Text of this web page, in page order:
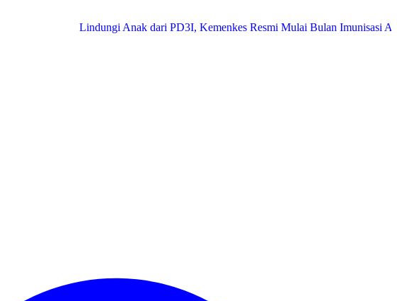
Lindungi Anak dari PD3I, Kemenkes Resmi Mulai Bulan Imunisasi Anak